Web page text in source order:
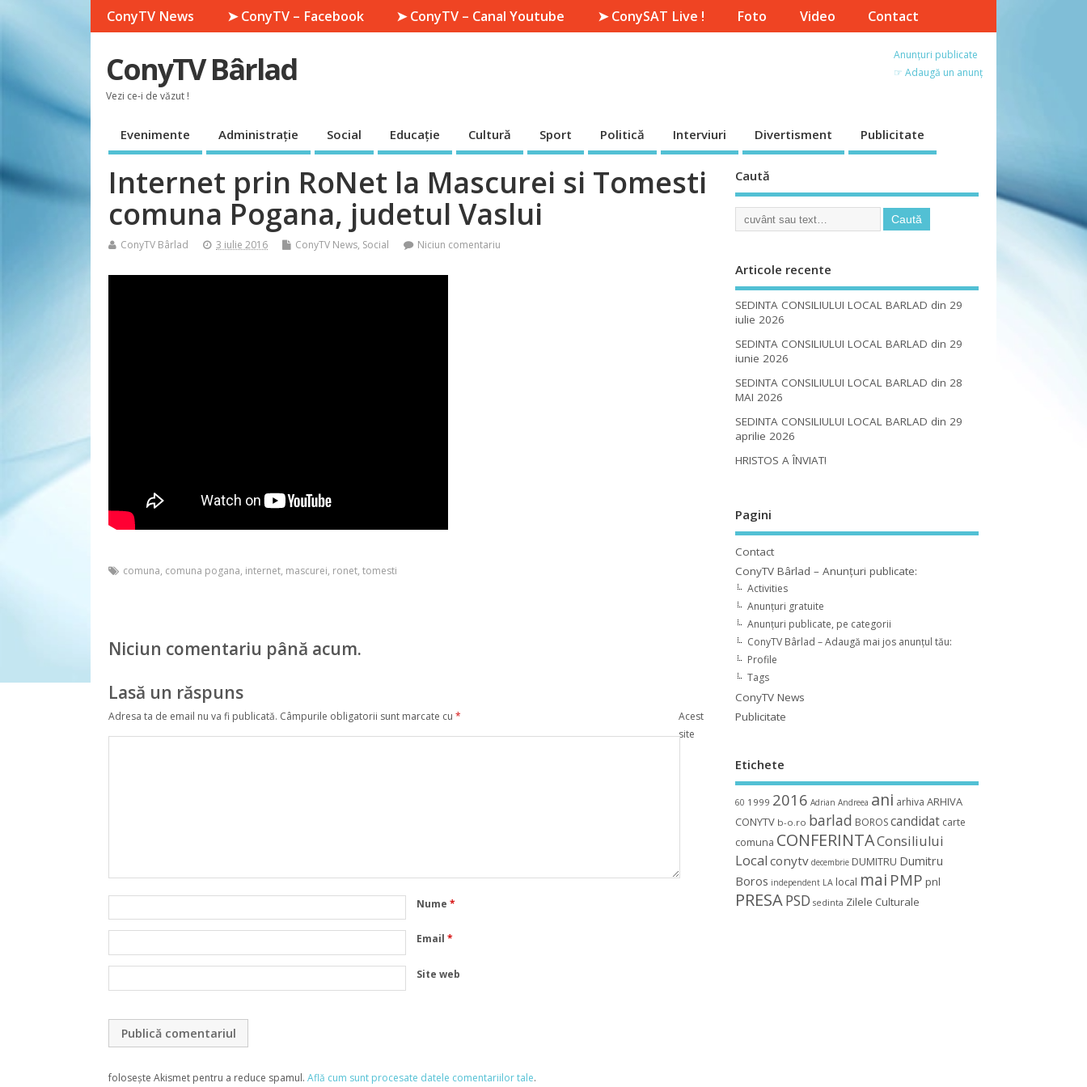
ConyTV News ➤ ConyTV – Facebook ➤ ConyTV – Canal Youtube ➤ ConySAT Live ! Foto Video Contact
ConyTV Bârlad
Vezi ce-i de văzut !
Anunțuri publicate
☞ Adaugă un anunț
Evenimente Administrație Social Educație Cultură Sport Politică Interviuri Divertisment Publicitate
Internet prin RoNet la Mascurei si Tomesti
comuna Pogana, judetul Vaslui
ConyTV Bârlad 3 iulie 2016 ConyTV News, Social Niciun comentariu
comuna, comuna pogana, internet, mascurei, ronet,tomesti
Niciun comentariu până acum.
Lasă un răspuns
Adresa ta de email nu va fi publicată. Câmpurile obligatorii sunt marcate cu*
Nume*
Email*
Site web
Acest
site
folosește Akismet pentru a reduce spamul.Află cum sunt procesate datele comentariilor tale.
Caută
Articole recente
SEDINTA CONSILIULUI LOCAL BARLAD din 29
iulie 2026
SEDINTA CONSILIULUI LOCAL BARLAD din 29
iunie 2026
SEDINTA CONSILIULUI LOCAL BARLAD din 28
MAI 2026
SEDINTA CONSILIULUI LOCAL BARLAD din 29
aprilie 2026
HRISTOS A ÎNVIAT!
Pagini
Contact
ConyTV Bârlad – Anunțuri publicate:
Activities
Anunțuri gratuite
Anunțuri publicate, pe categorii
ConyTV Bârlad – Adaugă mai jos anunțul tău:
Profile
Tags
ConyTV News
Publicitate
Etichete
60 1999 2016 Adrian Andreea ani arhiva ARHIVA
CONYTV b-o.ro barlad BOROS candidat carte
comuna CONFERINTAConsiliului
Local conytv decembrie DUMITRU Dumitru
Boros independent LA local mai PMP pnl
PRESAPSD sedinta Zilele Culturale